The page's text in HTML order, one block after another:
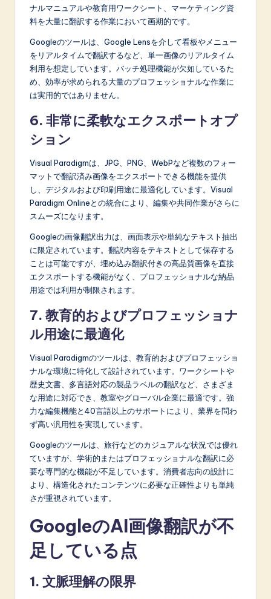
ナルマニュアルや教育用ワークシート、マーケティング資
料を大量に翻訳する作業において画期的です。
Googleのツールは、Google Lensを介して看板やメニュー
をリアルタイムで翻訳するなど、単一画像のリアルタイム
利用を想定しています。バッチ処理機能が欠如しているた
め、効率が求められる大量のプロフェッショナルな作業に
は実用的ではありません。
6. 非常に柔軟なエクスポートオプ
ション
Visual Paradigmは、JPG、PNG、WebPなど複数のフォー
マットで翻訳済み画像をエクスポートできる機能を提供
し、デジタルおよび印刷用途に最適化しています。Visual
Paradigm Onlineとの統合により、編集や共同作業がさらに
スムーズになります。
Googleの画像翻訳出力は、画面表示や単純なテキスト抽出
に限定されています。翻訳内容をテキストとして保存する
ことは可能ですが、埋め込み翻訳付きの高品質画像を直接
エクスポートする機能がなく、プロフェッショナルな納品
用途では利用が制限されます。
7. 教育的およびプロフェッショナ
ル用途に最適化
Visual Paradigmのツールは、教育的およびプロフェッショ
ナルな環境に特化して設計されています。ワークシートや
歴史文書、多言語対応の製品ラベルの翻訳など、さまざま
な用途に対応でき、教室やグローバル企業に最適です。強
力な編集機能と40言語以上のサポートにより、業界を問わ
ず高い汎用性を実現しています。
Googleのツールは、旅行などのカジュアルな状況では優れ
ていますが、学術的またはプロフェッショナルな翻訳に必
要な専門的な機能が不足しています。消費者志向の設計に
より、構造化されたコンテンツに必要な正確性よりも単純
さが重視されています。
GoogleのAI画像翻訳が不
足している点
1. 文脈理解の限界